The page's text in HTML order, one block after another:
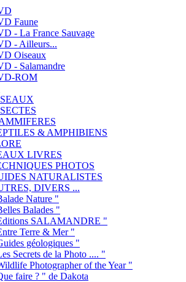
Faune
- La France Sauvage
- Ailleurs...
Oiseaux
- Salamandre
ROM
& AMPHIBIENS
LIVRES
PHOTOS
NATURALISTES
DIVERS ...
Nature "
Balades "
SALAMANDRE "
Terre & Mer "
géologiques "
Secrets de la Photo .... "
Photographer of the Year "
faire ? " de Dakota